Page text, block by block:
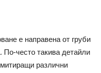
е направена от груби
По-често такива детайли
различни